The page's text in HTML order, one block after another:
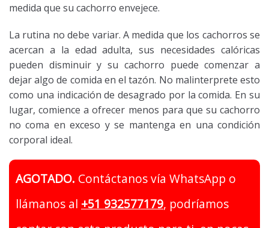
medida que su cachorro envejece.
La rutina no debe variar. A medida que los cachorros se
acercan a la edad adulta, sus necesidades calóricas
pueden disminuir y su cachorro puede comenzar a
dejar algo de comida en el tazón. No malinterprete esto
como una indicación de desagrado por la comida. En su
lugar, comience a ofrecer menos para que su cachorro
no coma en exceso y se mantenga en una condición
corporal ideal.
AGOTADO. Contáctanos vía WhatsApp o
llámanos al +51 932577179, podríamos